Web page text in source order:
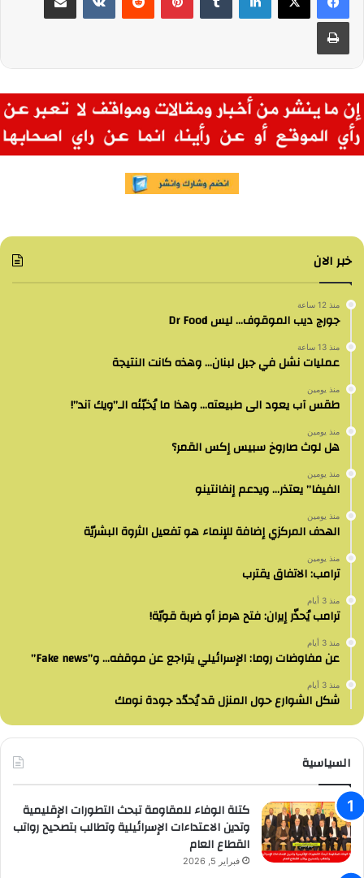
طباعة
خبر الان
منذ 12 ساعة
جورج ديب الموقوف… ليس Dr Food
منذ 13 ساعة
عمليات نشل في جبل لبنان… وهذه كانت النتيجة
منذ يومين
طقس آب يعود الى طبيعته… وهذا ما يُخبّئه الـ”ويك آند”!
منذ يومين
هل لوث صاروخ سبيس إكس القمر؟
منذ يومين
الفيفا” يعتذر… ويدعم إنفانتينو
منذ يومين
الهدف المركزي إضافة للإنماء هو تفعيل الثروة البشريّة
منذ يومين
ترامب: الاتفاق يقترب
منذ 3 أيام
ترامب يُحذّر إيران: فتح هرمز أو ضربة قويّة!
منذ 3 أيام
عن مفاوضات روما: الإسرائيلي يتراجع عن موقفه… و”Fake news”
منذ 3 أيام
شكل الشوارع حول المنزل قد يُحدّد جودة نومك
السياسية
كتلة الوفاء للمقاومة تبحث التطورات الإقليمية
وتدين الاعتداءات الإسرائيلية وتطالب بتصحيح رواتب
القطاع العام
فبراير 5, 2026